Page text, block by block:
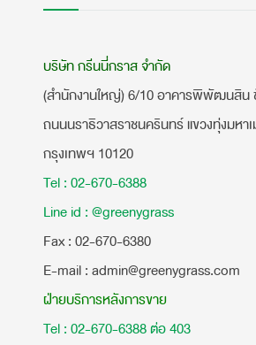
บริษัท กรีนนี่กราส จำกัด
(สำนักงานใหญ่) 6/10 อาคารพิพัฒนสิน
ถนนนราธิวาสราชนครินทร์ แขวงทุ่งมหา
กรุงเทพฯ 10120
Tel : 02-670-6388
Line id : @greenygrass
​Fax : 02-670-6380
E-mail : admin@greenygrass.com
ฝ่ายบริการหลังการขาย
Tel : 02-670-6388 ต่อ 403